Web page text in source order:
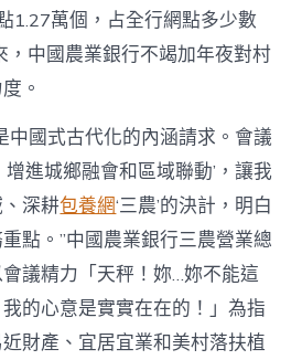
1.27萬個，占全行網點多少數
中國農業銀行不竭加年夜對村
。
國式古代化的內涵請求。會議
進城鄉融會和區域聯動’，讓我
深耕包養網‘三農’的決計，明白
點。”中國農業銀行三農營業總
議精力「天秤！妳…妳不能這
的心意是實實在在的！」為指
財產、宜居宜業和美村落扶植